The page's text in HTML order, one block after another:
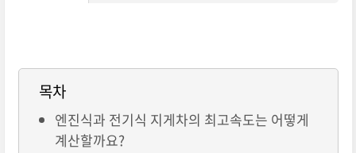
목차
엔진식과 전기식 지게차의 최고속도는 어떻게
계산할까요?